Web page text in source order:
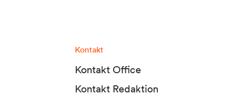
Kontakt
Kontakt Office
Kontakt Redaktion